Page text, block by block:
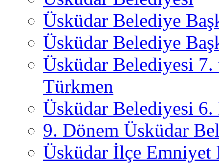
Üsküdar Belediye
Üsküdar Belediye
Üsküdar Belediyesi
Türkmen
Üsküdar Belediyesi 6.
9. Dönem Üsküdar
Üsküdar İlçe